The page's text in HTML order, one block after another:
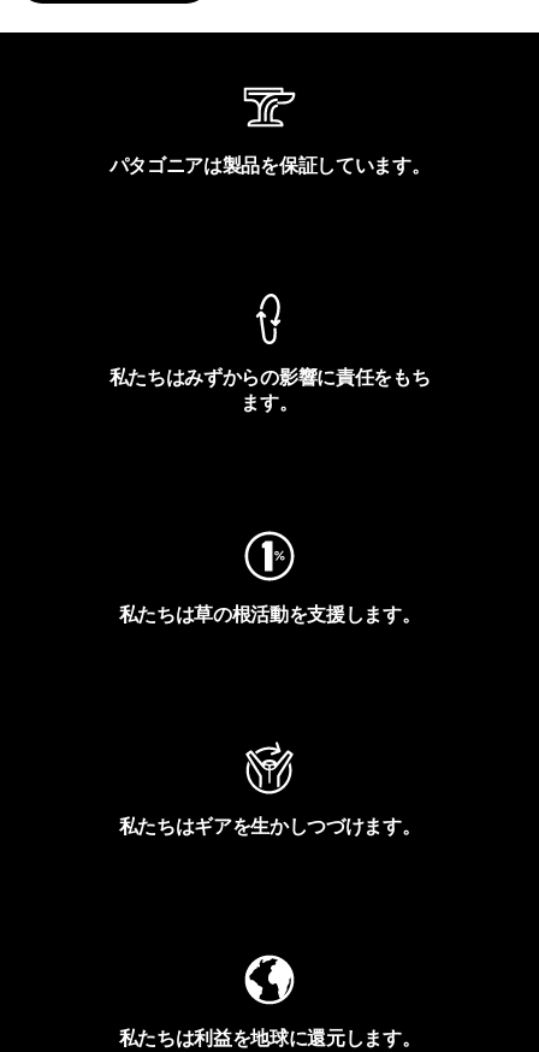
パタゴニアは製品を保証しています。
私たちはみずからの影響に責任をもち
ます。
私たちは草の根活動を支援します。
私たちはギアを生かしつづけます。
私たちは利益を地球に還元します。